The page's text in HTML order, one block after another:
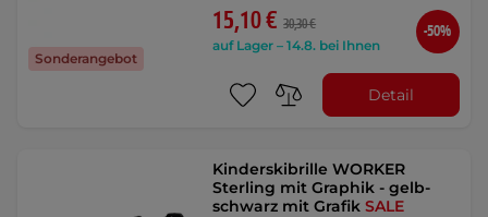
Sonderangebot
15,10 € 30,30 €
auf Lager – 14.8. bei Ihnen
-50%
Detail
Kinderskibrille WORKER
Sterling mit Graphik - gelb-
schwarz mit GrafikSALE